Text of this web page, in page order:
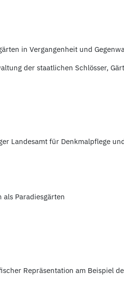
in Vergangenheit und
der staatlichen Schlösser,
Landesamt für Denkmalpflege
Paradiesgärten
Repräsentation am Beispiel